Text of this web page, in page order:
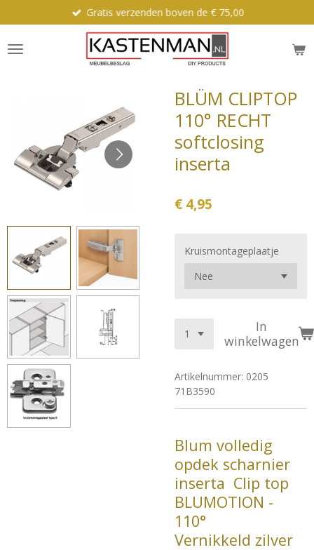
direct
naar
de
Gratis verzenden boven de € 75,00
BLÜM CLIPTOP
110° RECHT
softclosing
inserta
€ 4,95
Kruismontageplaatje
In
winkelwagen
Artikelnummer: 0205
71B3590
Blum volledig
opdek scharnier
inserta Clip top
BLUMOTION -
110°
Vernikkeld zilver